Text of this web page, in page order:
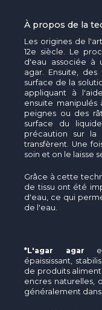
À propos de la
Les origines de
12e siècle. Le
d'eau associée à
agar. Ensuite,
surface de la
appliquant à
ensuite manipulés
peignes ou des
surface du
précaution sur la
transfèrent. Une
soin et on le laisse
Grâce à cette
de tissu ont été
d'eau, ce qui
de l'eau.
*L'agar agar
épaississant,
de produits
encres naturelles,
généralement